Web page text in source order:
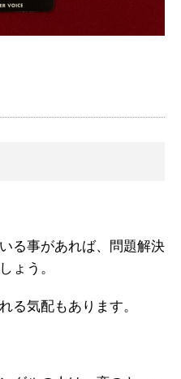
る事があれば、問題解決
ょう。
る気配もあります。